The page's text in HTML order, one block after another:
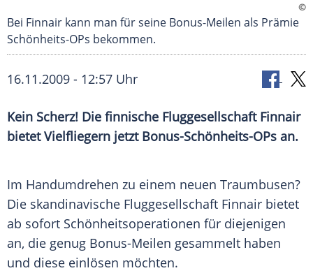
©
Bei Finnair kann man für seine Bonus-Meilen als Prämie
Schönheits-OPs bekommen.
16.11.2009 - 12:57 Uhr
Kein Scherz! Die finnische Fluggesellschaft Finnair
bietet Vielfliegern jetzt Bonus-Schönheits-OPs an.
Im Handumdrehen zu einem neuen Traumbusen?
Die skandinavische Fluggesellschaft Finnair bietet
ab sofort Schönheitsoperationen für diejenigen
an, die genug Bonus-Meilen gesammelt haben
und diese einlösen möchten.